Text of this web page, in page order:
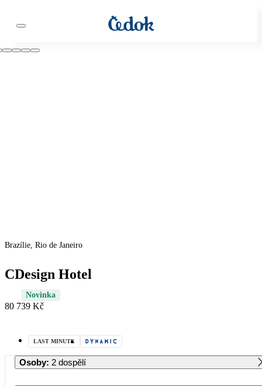
Brazílie, Rio de Janeiro
CDesign Hotel
Novinka
80 739 Kč
LAST MINUTE
Osoby: 2 dospělí